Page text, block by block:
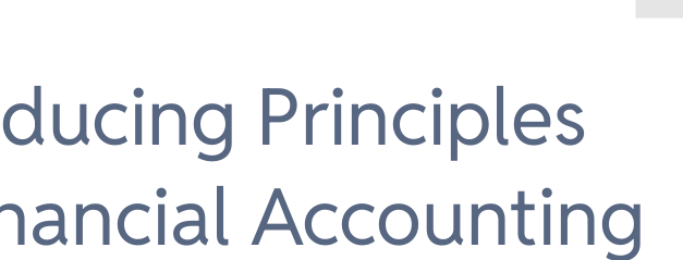
for:
Principles
Accounting